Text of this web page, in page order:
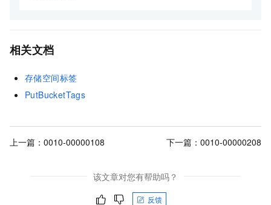
相关文档
存储空间标签
PutBucketTags
上一篇： 0010-00000108 下一篇： 0010-00000208
该文章对您有帮助吗？
反馈